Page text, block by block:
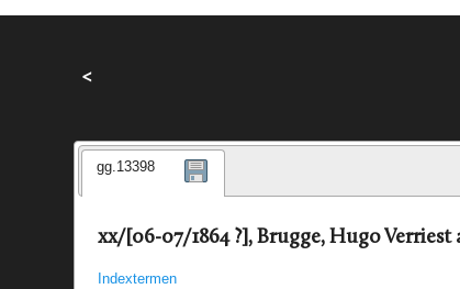
<
gg.13398
xx/[06-07/1864 ?], Brugge, Hugo Verriest
Indextermen